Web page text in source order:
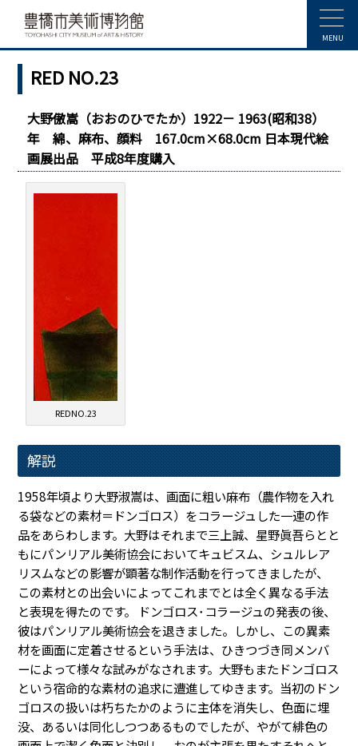
MENU
RED NO.23
大野傲嵩（おおのひでたか）1922－ 1963(昭和38）
年 綿、麻布、顔料 167.0cm×68.0cm 日本現代絵
画展出品 平成8年度購入
REDNO.23
解説
1958年頃より大野淑嵩は、画面に粗い麻布（農作物を入れ
る袋などの素材＝ドンゴロス）をコラージュした一連の作
品をあらわします。大野はそれまで三上誠、星野眞吾らとと
もにパンリアル美術協会においてキュビスム、シュルレア
リスムなどの影響が顕著な制作活動を行ってきましたが、
この素材との出会いによってこれまでとは全く異なる手法
と表現を得たのです。 ドンゴロス･コラージュの発表の後、
彼はパンリアル美術協会を退きました。しかし、この異素
材を画面に定着させるという手法は、ひきつづき同メンバ
ーによって様々な試みがなされます。大野もまたドンゴロス
という宿命的な素材の追求に遭進してゆきます。当初のドン
ゴロスの扱いは朽ちたかのように主体を消失し、色面に埋
没、あるいは同化しつつあるものでしたが、やがて緋色の